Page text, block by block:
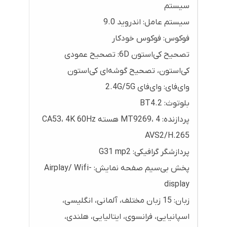
سیستم
سیستم عامل: اندروید 9.0
فوکوس: فوکوس خودکار
تصحیح کی‌استون 6D: تصحیح عمودی
کی‌استون، تصحیح گوشه‌ای کی‌استون
وای‌فای: وای‌فای 2.4G/5G
بلوتوث: BT4.2
پردازنده: MT9269، 4 هسته CA53، 4K 60Hz
AVS2/H.265
پردازشگر گرافیکی: G31 mp2
پخش بی‌سیم صفحه نمایش: Airplay/ Wifi-
display
زبان: 15 زبان مختلف، آلمانی، انگلیسی،
اسپانیایی، فرانسوی، ایتالیایی، هلندی،